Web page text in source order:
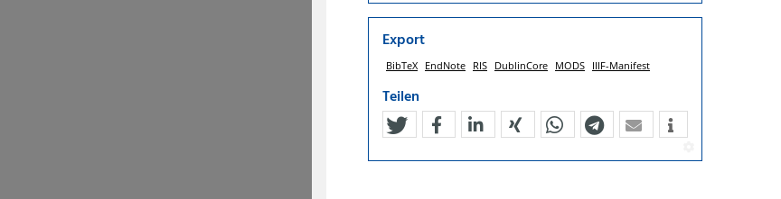
Export
BibTeX EndNote RIS DublinCore MODS IIIF-Manifest
Teilen